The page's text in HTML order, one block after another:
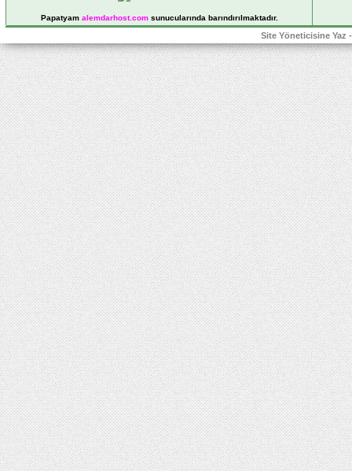
Papatyam alemdarhost.comsunucularında barındırılmaktadır.
Site Yöneticisine Yaz